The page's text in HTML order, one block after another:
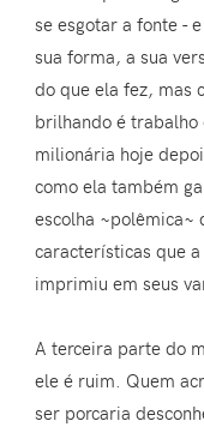
se esgotar a fonte -
sua forma, a sua
do que ela fez, mas
brilhando é trabalho
milionária hoje
como ela também
escolha ~polêmica~
características que
imprimiu em seus
A terceira parte do
ele é ruim. Quem
ser porcaria